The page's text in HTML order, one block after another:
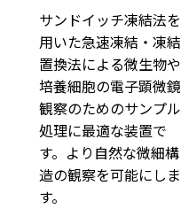
サンドイッチ凍結法を
用いた急速凍結・凍結
置換法による微生物や
培養細胞の電子顕微鏡
観察のためのサンプル
処理に最適な装置で
す。より自然な微細構
造の観察を可能にしま
す。